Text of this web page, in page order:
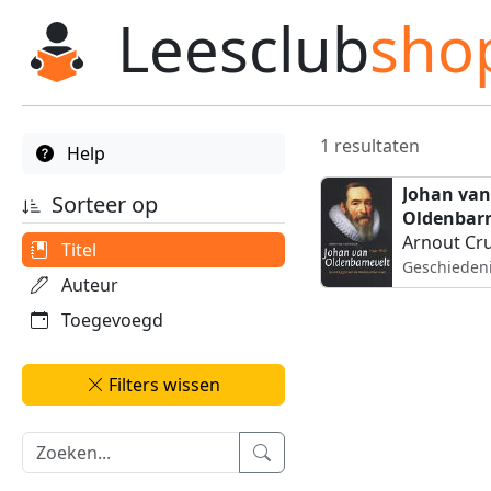
Leesclub
Help
Sorteer op
Titel
Auteur
Toegevoegd
Filters wissen
1 resultaten
Johan van